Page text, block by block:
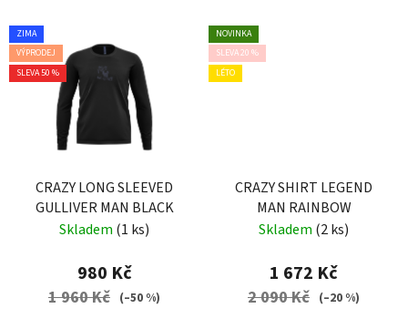
ZIMA
VÝPRODEJ
SLEVA 50 %
CRAZY LONG SLEEVED
GULLIVER MAN BLACK
Skladem (1 ks)
980 Kč
1 960 Kč (–50 %)
NOVINKA
SLEVA 20 %
LÉTO
CRAZY SHIRT LEGEND
MAN RAINBOW
Skladem (2 ks)
1 672 Kč
2 090 Kč (–20 %)